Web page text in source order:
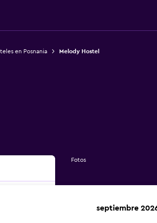
en Posnania Melody Hostel
Fotos
septiembre